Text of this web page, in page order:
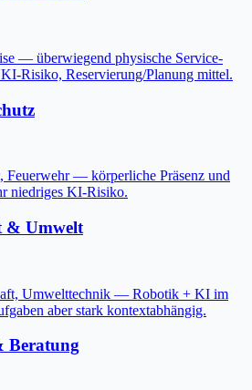
— überwiegend physische Service-
Risiko, Reservierung/Planung mittel.
Feuerwehr — körperliche Präsenz und
niedriges KI-Risiko.
& Umwelt
Umwelttechnik — Robotik + KI im
aber stark kontextabhängig.
Beratung